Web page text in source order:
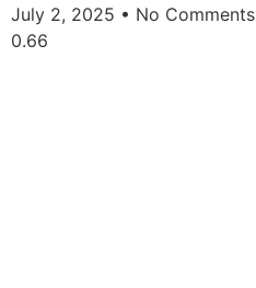
July 2, 2025
No Comments